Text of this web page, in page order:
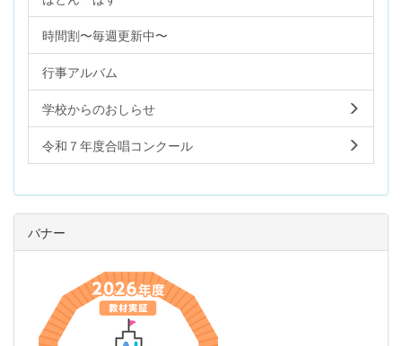
時間割〜毎週更新中〜
行事アルバム
学校からのおしらせ
令和７年度合唱コンクール
バナー